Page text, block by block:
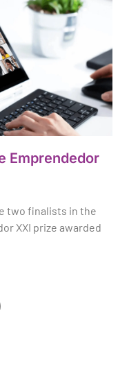
Emprendedor
two finalists in the
XXI prize awarded